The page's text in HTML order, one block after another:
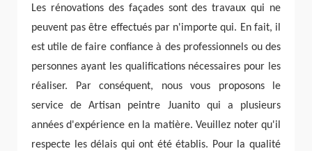
Les rénovations des façades sont des travaux qui ne
peuvent pas être effectués par n'importe qui. En fait, il
est utile de faire confiance à des professionnels ou des
personnes ayant les qualifications nécessaires pour les
réaliser. Par conséquent, nous vous proposons le
service de Artisan peintre Juanito qui a plusieurs
années d'expérience en la matière. Veuillez noter qu'il
respecte les délais qui ont été établis. Pour la qualité